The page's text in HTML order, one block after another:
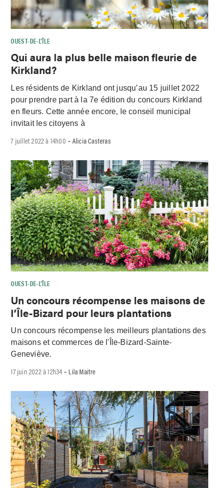
OUEST-DE-L’ÎLE
Qui aura la plus belle maison fleurie de
Kirkland?
Les résidents de Kirkland ont jusqu’au 15 juillet 2022
pour prendre part à la 7e édition du concours Kirkland
en fleurs. Cette année encore, le conseil municipal
invitait les citoyens à
7 juillet 2022 à 14h00 - Alicia Casteras
OUEST-DE-L’ÎLE
Un concours récompense les maisons de
l’Île-Bizard pour leurs plantations
Un concours récompense les meilleurs plantations des
maisons et commerces de l'Île-Bizard-Sainte-
Geneviève.
17 juin 2022 à 12h34 - Lila Maitre